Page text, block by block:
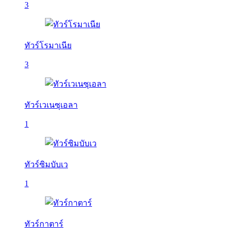
3
ทัวร์โรมาเนีย
3
ทัวร์เวเนซุเอลา
1
ทัวร์ซิมบับเว
1
ทัวร์กาตาร์